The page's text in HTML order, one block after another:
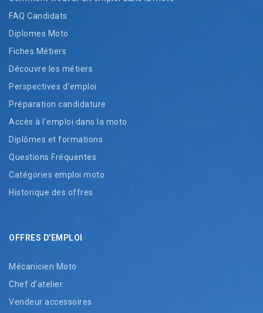
FAQ Candidats
Diplomes Moto
Fiches Métiers
Découvre les métiers
Perspectives d’emploi
Préparation candidature
Accès à l’emploi dans la moto
Diplômes et formations
Questions Fréquentes
Catégories emploi moto
Historique des offres
OFFRES D’EMPLOI
Mécanicien Moto
Chef d’atelier
Vendeur accessoires